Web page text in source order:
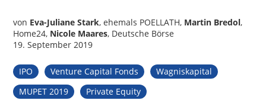
von Eva-Juliane Stark, ehemals POELLATH, Martin Bredol,
Home24, Nicole Maares, Deutsche Börse
19. September 2019
IPO Venture Capital Fonds
Wagniskapital
MUPET 2019
Private Equity